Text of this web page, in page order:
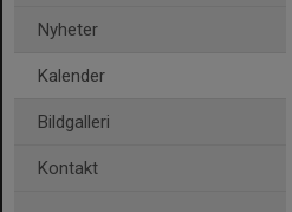
Nyheter
Kalender
Bildgalleri
Kontakt